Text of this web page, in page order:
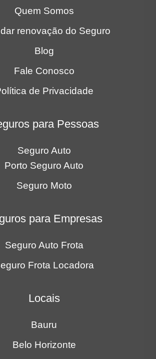
Quem Somos
renovação do Seguro
Blog
Fale Conosco
de Privacidade
para Pessoas
Seguro Auto
Porto Seguro Auto
Seguro Moto
para Empresas
Seguro Auto Frota
Frota Locadora
Locais
Bauru
Belo Horizonte